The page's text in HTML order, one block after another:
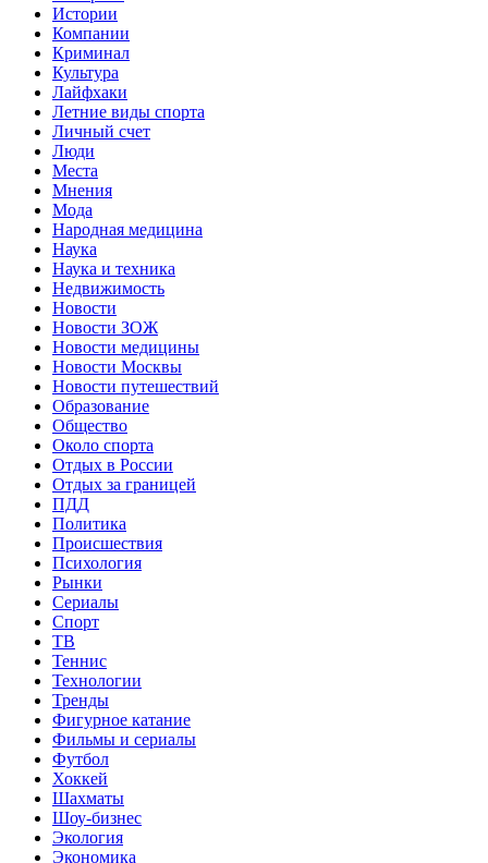
Истории
Компании
Криминал
Культура
Лайфхаки
Летние виды спорта
Личный счет
Люди
Места
Мнения
Мода
Народная медицина
Наука
Наука и техника
Недвижимость
Новости
Новости ЗОЖ
Новости медицины
Новости Москвы
Новости путешествий
Образование
Общество
Около спорта
Отдых в России
Отдых за границей
ПДД
Политика
Происшествия
Психология
Рынки
Сериалы
Спорт
ТВ
Теннис
Технологии
Тренды
Фигурное катание
Фильмы и сериалы
Футбол
Хоккей
Шахматы
Шоу-бизнес
Экология
Экономика